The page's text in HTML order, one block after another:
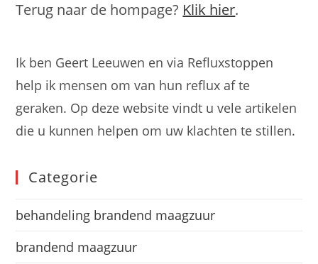
Terug naar de hompage? Klik hier.
Ik ben Geert Leeuwen en via Refluxstoppen
help ik mensen om van hun reflux af te
geraken. Op deze website vindt u vele artikelen
die u kunnen helpen om uw klachten te stillen.
Categorie
behandeling brandend maagzuur
brandend maagzuur